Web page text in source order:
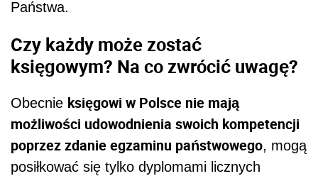
Państwa.
Czy każdy może zostać
księgowym? Na co zwrócić uwagę?
Obecnie księgowi w Polsce nie mają
możliwości udowodnienia swoich kompetencji
poprzez zdanie egzaminu państwowego, mogą
posiłkować się tylko dyplomami licznych